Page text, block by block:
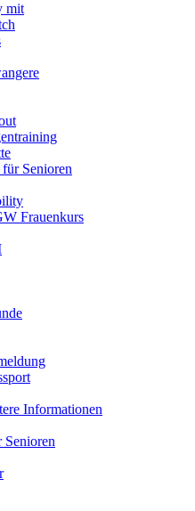
mit
Senioren
Frauenkurs
Informationen